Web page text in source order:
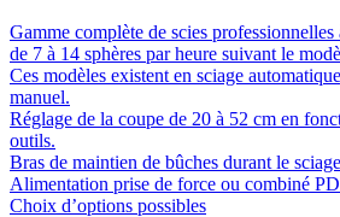
Gamme complète de scies
de 7 à 14 sphères par heure suivant le
Ces modèles existent en sciage
manuel.
Réglage de la coupe de 20 à 52 cm en
outils.
Bras de maintien de bûches durant le
Alimentation prise de force ou combiné
Choix d’options possibles